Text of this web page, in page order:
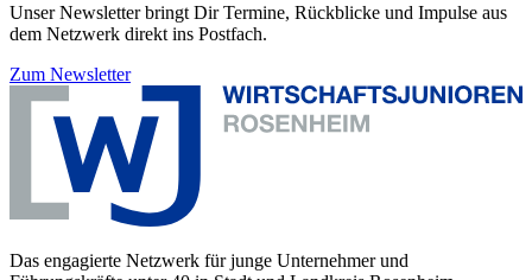
Unser Newsletter bringt Dir Termine, Rückblicke und Impulse aus
dem Netzwerk direkt ins Postfach.
Zum Newsletter
Das engagierte Netzwerk für junge Unternehmer und